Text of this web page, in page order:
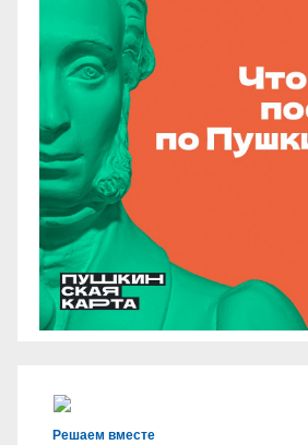
Решаем вместе